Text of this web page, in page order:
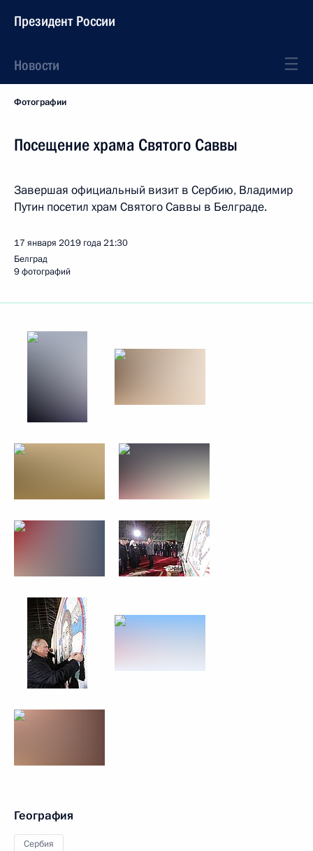
Президент России
Новости
Фотографии
Посещение храма Святого Саввы
Завершая официальный визит в Сербию, Владимир
Путин посетил храм Святого Саввы в Белграде.
17 января 2019 года21:30
Белград
9 фотографий
География
Сербия